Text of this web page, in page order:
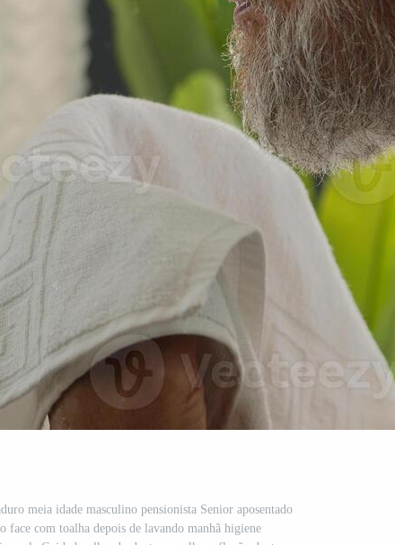
meia idade masculino pensionista Senior aposentado
face com toalha depois de lavando manhã higiene